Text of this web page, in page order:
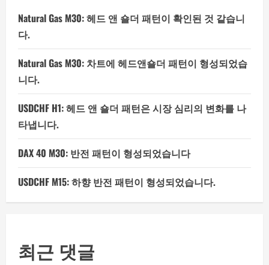
Natural Gas M30: 헤드 앤 숄더 패턴이 확인된 것 같습니
다.
Natural Gas M30: 차트에 헤드앤숄더 패턴이 형성되었습
니다.
USDCHF H1: 헤드 앤 숄더 패턴은 시장 심리의 변화를 나
타냅니다.
DAX 40 M30: 반전 패턴이 형성되었습니다
USDCHF M15: 하향 반전 패턴이 형성되었습니다.
최근 댓글